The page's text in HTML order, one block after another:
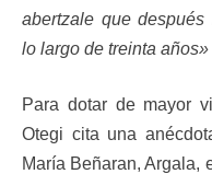
abertzale que después
lo largo de treinta años»
Para dotar de mayor
Otegi cita una
María Beñaran, Argala,